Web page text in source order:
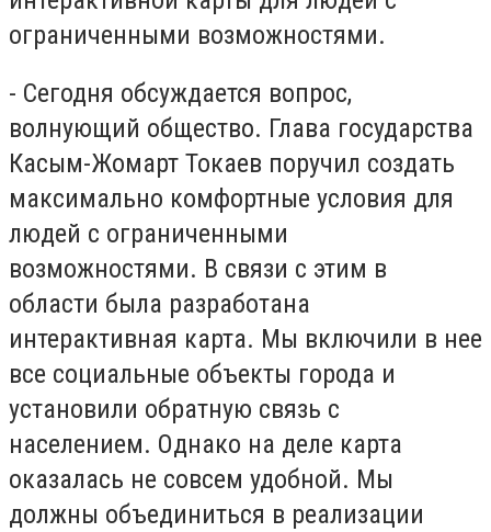
ограниченными возможностями.
- Сегодня обсуждается вопрос,
волнующий общество. Глава государства
Касым-Жомарт Токаев поручил создать
максимально комфортные условия для
людей с ограниченными
возможностями. В связи с этим в
области была разработана
интерактивная карта. Мы включили в нее
все социальные объекты города и
установили обратную связь с
населением. Однако на деле карта
оказалась не совсем удобной. Мы
должны объединиться в реализации